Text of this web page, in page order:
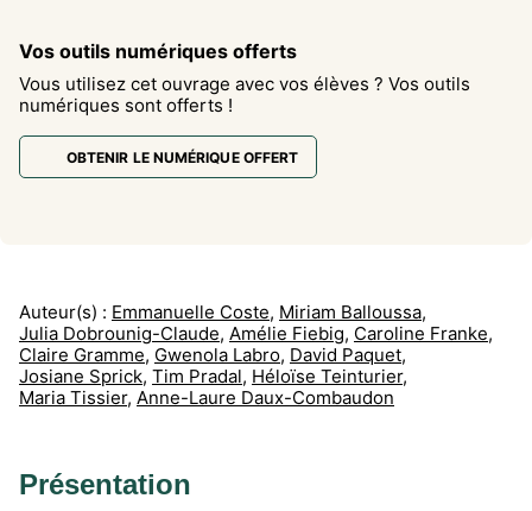
Vos outils numériques offerts
Vous utilisez cet ouvrage avec vos élèves ? Vos outils
numériques sont offerts !
OBTENIR LE NUMÉRIQUE OFFERT
Auteur(s) : Emmanuelle Coste, Miriam Balloussa,
Julia Dobrounig-Claude, Amélie Fiebig, Caroline Franke,
Claire Gramme, Gwenola Labro, David Paquet,
Josiane Sprick, Tim Pradal, Héloïse Teinturier,
Maria Tissier, Anne-Laure Daux-Combaudon
Présentation